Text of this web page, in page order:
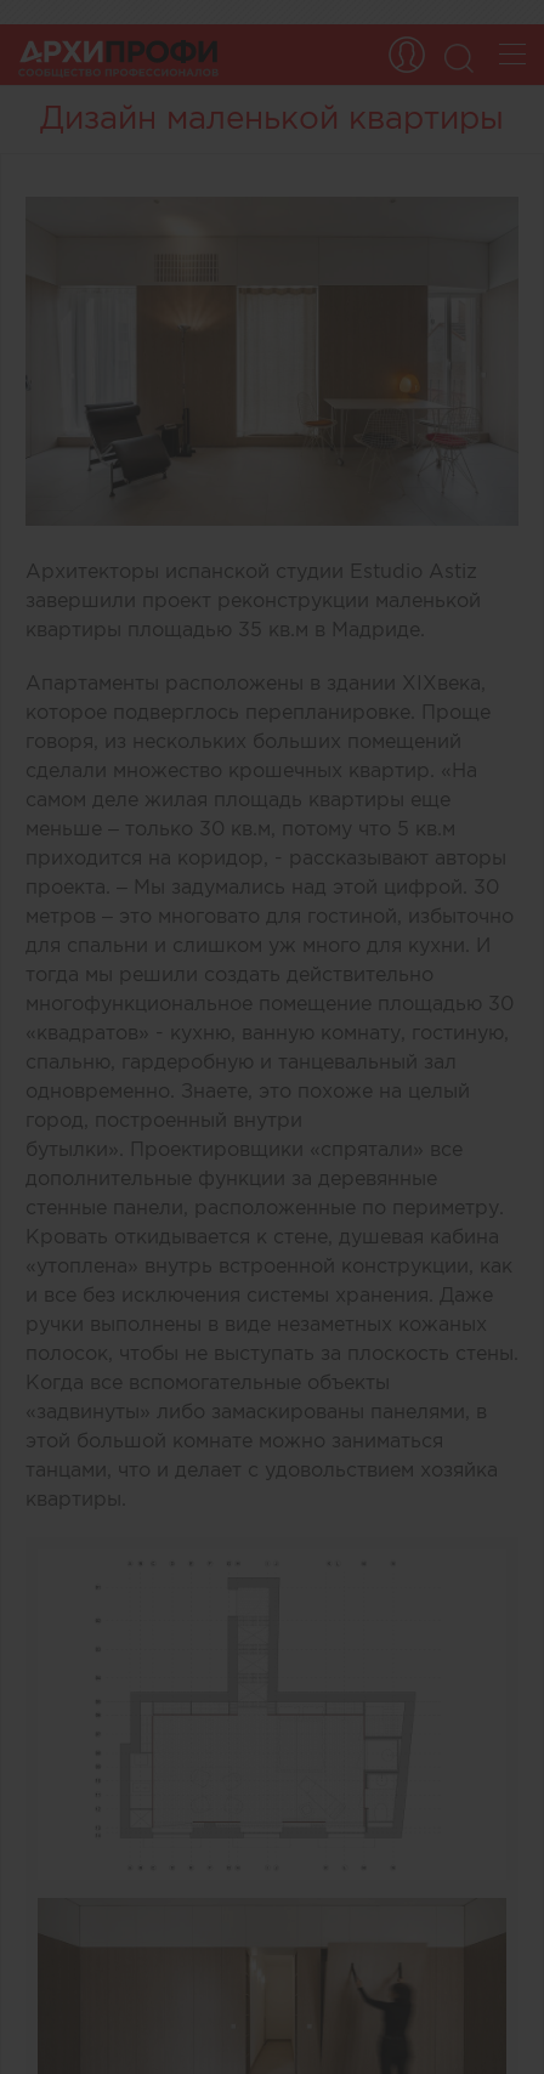
Дизайн маленькой квартиры
Архитекторы испанской студии Estudio Astiz
завершили проект реконструкции маленькой
квартиры площадью 35 кв.м в Мадриде.
Апартаменты расположены в здании XIXвека,
которое подверглось перепланировке. Проще
говоря, из нескольких больших помещений
сделали множество крошечных квартир. «На
самом деле жилая площадь квартиры еще
меньше – только 30 кв.м, потому что 5 кв.м
приходится на коридор, - рассказывают авторы
проекта. – Мы задумались над этой цифрой. 30
метров – это многовато для гостиной, избыточно
для спальни и слишком уж много для кухни. И
тогда мы решили создать действительно
многофункциональное помещение площадью 30
«квадратов» - кухню, ванную комнату, гостиную,
спальню, гардеробную и танцевальный зал
одновременно. Знаете, это похоже на целый
город, построенный внутри
бутылки». Проектировщики «спрятали» все
дополнительные функции за деревянные
стенные панели, расположенные по периметру.
Кровать откидывается к стене, душевая кабина
«утоплена» внутрь встроенной конструкции, как
и все без исключения системы хранения. Даже
ручки выполнены в виде незаметных кожаных
полосок, чтобы не выступать за плоскость стены.
Когда все вспомогательные объекты
«задвинуты» либо замаскированы панелями, в
этой большой комнате можно заниматься
танцами, что и делает с удовольствием хозяйка
квартиры.